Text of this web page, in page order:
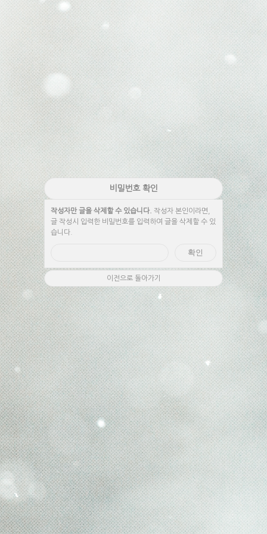
비밀번호 확인
작성자만 글을 삭제할 수 있습니다. 작성자 본인이라면,
글 작성시 입력한 비밀번호를 입력하여 글을 삭제할 수 있
습니다.
이전으로 돌아가기